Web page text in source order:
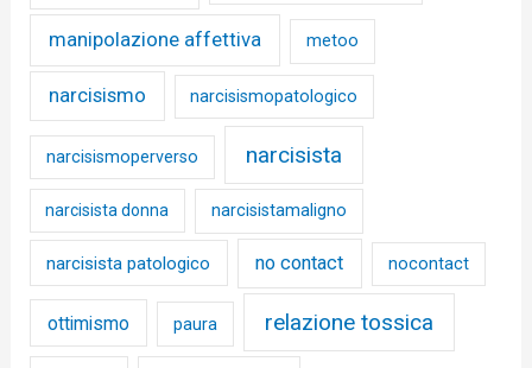
manipolazione affettiva metoo
narcisismo narcisismopatologico
narcisismoperverso narcisista
narcisista donna narcisistamaligno
narcisista patologico no contact nocontact
ottimismo paura relazione tossica